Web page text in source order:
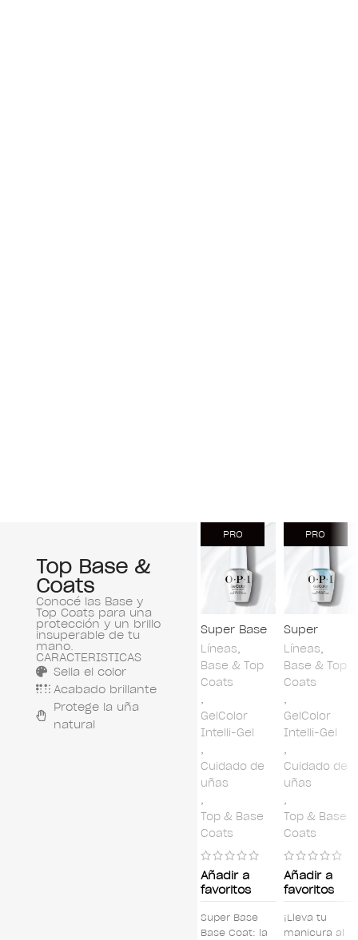
Top Base &
Coats
Conocé las Base y
Top Coats para una
protección y un brillo
insuperable de tu
mano.
CARACTERISTICAS
Sella el color
Acabado brillante
Protege la uña
natural
PRO
Super Base
Base Coat
Líneas,
Base & Top
Coats
,
GelColor
Intelli-Gel
,
Cuidado de
uñas
,
Top & Base
Coats
Añadir a
favoritos
Super Base
Base Coat: la
PRO
Super
Strong Base
Coat
Líneas,
Base & Top
Coats
,
GelColor
Intelli-Gel
,
Cuidado de
uñas
,
Top & Base
Coats
Añadir a
favoritos
¡Lleva tu
manicura al